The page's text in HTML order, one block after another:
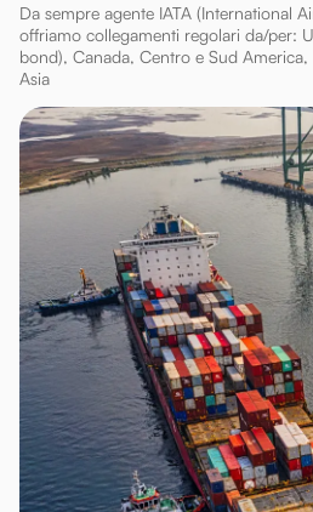
Da sempre agente IATA (International
offriamo collegamenti regolari da/per:
bond), Canada, Centro e Sud
Asia